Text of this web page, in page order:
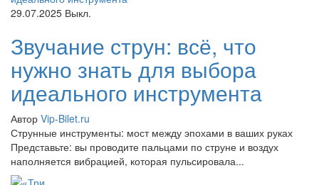
29.07.2025 Выкл.
Звучание струн: всё, что
нужно знать для выбора
идеального инструмента
Автор Vip-Bilet.ru
Струнные инструменты: мост между эпохами в ваших руках
Представьте: вы проводите пальцами по струне и воздух
наполняется вибрацией, которая пульсировала...